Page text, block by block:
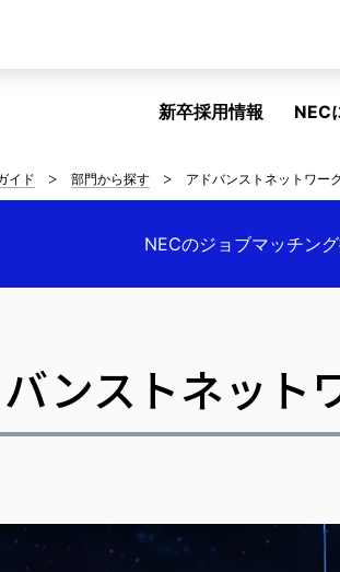
新卒採用情報 NEC
イド 部門から探す アドバンストネットワー
NECのジョブマッチン
ンストネット